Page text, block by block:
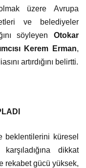
üzere Avrupa
ve belediyeler
söyleyen Otokar
Kerem Erman,
artırdığını belirtti.
beklentilerini küresel
dikkat
rekabet gücü yüksek,